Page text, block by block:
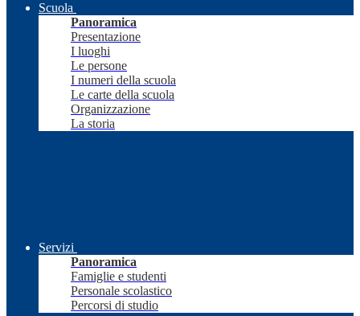
Scuola
Panoramica
Presentazione
I luoghi
Le persone
I numeri della scuola
Le carte della scuola
Organizzazione
La storia
Servizi
Panoramica
Famiglie e studenti
Personale scolastico
Percorsi di studio